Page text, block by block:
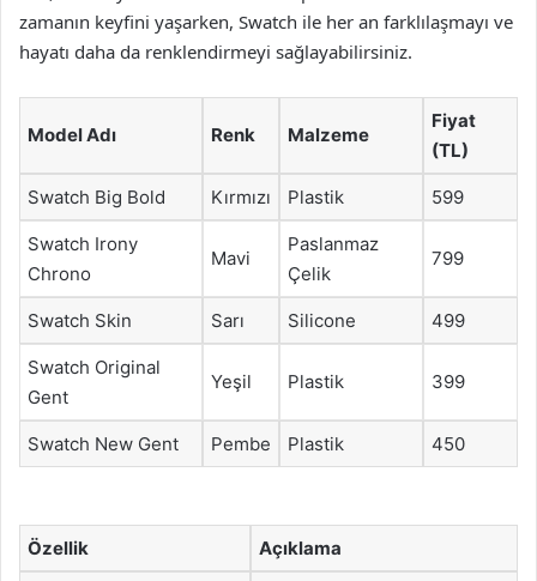
zamanın keyfini yaşarken, Swatch ile her an farklılaşmayı ve
hayatı daha da renklendirmeyi sağlayabilirsiniz.
Model Adı Renk Malzeme
Fiyat
(TL)
Swatch Big Bold Kırmızı Plastik 599
Swatch Irony
Chrono
Mavi
Paslanmaz
Çelik
799
Swatch Skin Sarı Silicone 499
Swatch Original
Gent
Yeşil Plastik 399
Swatch New Gent Pembe Plastik 450
Özellik Açıklama